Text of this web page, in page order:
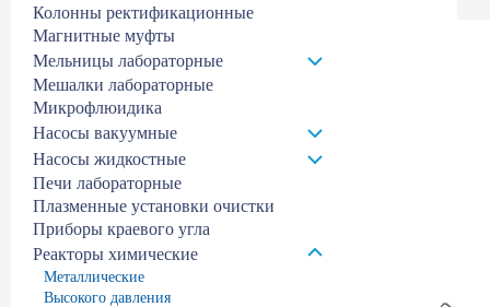
Колонны ректификационные
Магнитные муфты
Мельницы лабораторные
Мешалки лабораторные
Микрофлюидика
Насосы вакуумные
Насосы жидкостные
Печи лабораторные
Плазменные установки очистки
Приборы краевого угла
Реакторы химические
Металлические
Высокого давления